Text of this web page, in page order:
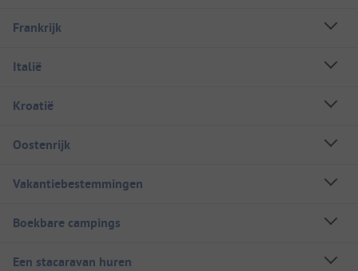
Frankrijk
Italië
Kroatië
Oostenrijk
Vakantiebestemmingen
Boekbare campings
Een stacaravan huren